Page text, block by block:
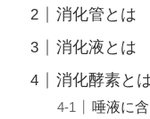
消化管とは
消化液とは
消化酵素と
唾液に